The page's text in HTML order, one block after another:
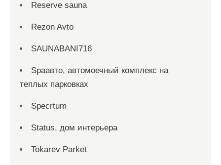
Reserve sauna
Rezon Avto
SAUNABANI716
Spaавто, автомоечный комплекс на
теплых парковках
Specrtum
Status, дом интерьера
Tokarev Parket